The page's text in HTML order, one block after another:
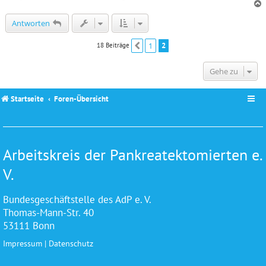
Antworten
18 Beiträge Vorherige
1 2
Gehe zu
Startseite Foren-Übersicht
Arbeitskreis der Pankreatektomierten e.
V.
Bundesgeschäftstelle des AdP e. V.
Thomas-Mann-Str. 40
53111 Bonn
Impressum | Datenschutz